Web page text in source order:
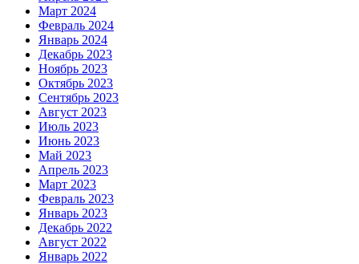
Март 2024
Февраль 2024
Январь 2024
Декабрь 2023
Ноябрь 2023
Октябрь 2023
Сентябрь 2023
Август 2023
Июль 2023
Июнь 2023
Май 2023
Апрель 2023
Март 2023
Февраль 2023
Январь 2023
Декабрь 2022
Август 2022
Январь 2022